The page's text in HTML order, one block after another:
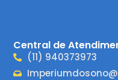
Central de
(11) 940373973